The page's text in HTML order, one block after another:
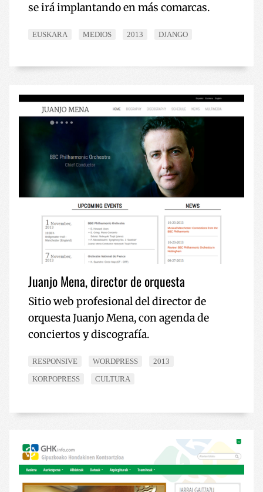
se irá implantando en más comarcas.
EUSKARA MEDIOS 2013 DJANGO
Juanjo Mena, director de orquesta
Sitio web profesional del director de
orquesta Juanjo Mena, con agenda de
conciertos y discografía.
RESPONSIVE WORDPRESS
2013
KORPOPRESS
CULTURA